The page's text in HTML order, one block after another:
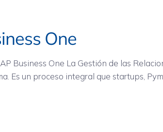
One
Business One La Gestión de las
Es un proceso integral que startups,